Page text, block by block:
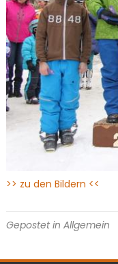
>> zu den Bildern <<
Gepostet in Allgemein